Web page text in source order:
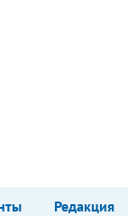
Редакция